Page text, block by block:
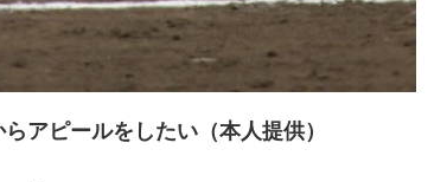
アピールをしたい（本人提供）